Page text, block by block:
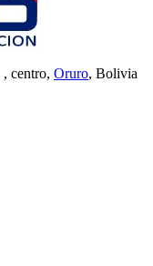
, centro, Oruro, Bolivia